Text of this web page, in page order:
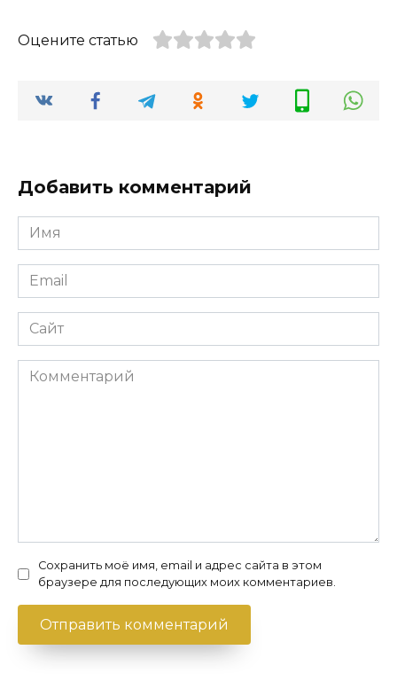
Оцените статью
Добавить комментарий
Имя
*
Email
*
Сайт
Комментарий
Сохранить моё имя, email и адрес сайта в этом
браузере для последующих моих комментариев.